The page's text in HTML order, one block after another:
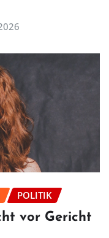
POLITIK
vor Gericht